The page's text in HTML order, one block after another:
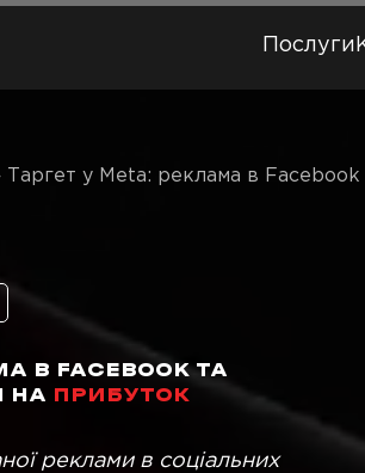
Послуги
Таргет у Meta: реклама в
В FACEBOOK ТА
НА
ПРИБУТОК
реклами в соціальних